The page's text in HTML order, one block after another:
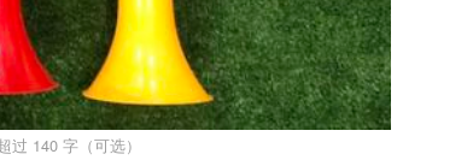
过 140 字（可选）